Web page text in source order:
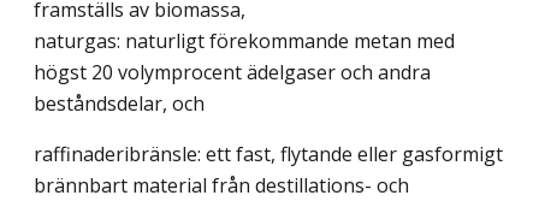
framställs av biomassa,
naturgas: naturligt förekommande metan med
högst 20 volymprocent ädelgaser och andra
beståndsdelar, och
raffinaderibränsle: ett fast, flytande eller gasformigt
brännbart material från destillations- och